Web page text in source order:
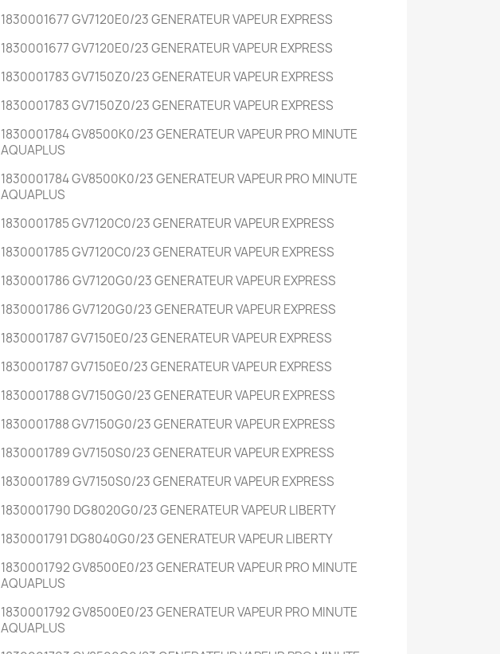
1830001677 GV7120E0/23 GENERATEUR VAPEUR EXPRESS
1830001677 GV7120E0/23 GENERATEUR VAPEUR EXPRESS
1830001783 GV7150Z0/23 GENERATEUR VAPEUR EXPRESS
1830001783 GV7150Z0/23 GENERATEUR VAPEUR EXPRESS
1830001784 GV8500K0/23 GENERATEUR VAPEUR PRO MINUTE
AQUAPLUS
1830001784 GV8500K0/23 GENERATEUR VAPEUR PRO MINUTE
AQUAPLUS
1830001785 GV7120C0/23 GENERATEUR VAPEUR EXPRESS
1830001785 GV7120C0/23 GENERATEUR VAPEUR EXPRESS
1830001786 GV7120G0/23 GENERATEUR VAPEUR EXPRESS
1830001786 GV7120G0/23 GENERATEUR VAPEUR EXPRESS
1830001787 GV7150E0/23 GENERATEUR VAPEUR EXPRESS
1830001787 GV7150E0/23 GENERATEUR VAPEUR EXPRESS
1830001788 GV7150G0/23 GENERATEUR VAPEUR EXPRESS
1830001788 GV7150G0/23 GENERATEUR VAPEUR EXPRESS
1830001789 GV7150S0/23 GENERATEUR VAPEUR EXPRESS
1830001789 GV7150S0/23 GENERATEUR VAPEUR EXPRESS
1830001790 DG8020G0/23 GENERATEUR VAPEUR LIBERTY
1830001791 DG8040G0/23 GENERATEUR VAPEUR LIBERTY
1830001792 GV8500E0/23 GENERATEUR VAPEUR PRO MINUTE
AQUAPLUS
1830001792 GV8500E0/23 GENERATEUR VAPEUR PRO MINUTE
AQUAPLUS